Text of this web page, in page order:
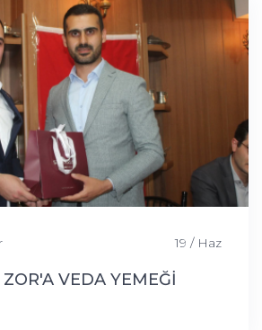
19 / Haz
VEDA YEMEĞİ